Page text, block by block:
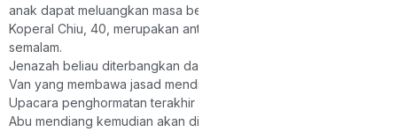
anak dapat meluangkan masa bersama bapa mereka ialah ketika
Koperal Chiu, 40, merupakan antara tiga anggota polis yang
semalam.
Jenazah beliau diterbangkan dari Lapangan Terbang Pasukan
Van yang membawa jasad mendiang kemudian diiringi
Upacara penghormatan terakhir akan diadakan di dewan
Abu mendiang kemudian akan disemadikan di Methodist Grace